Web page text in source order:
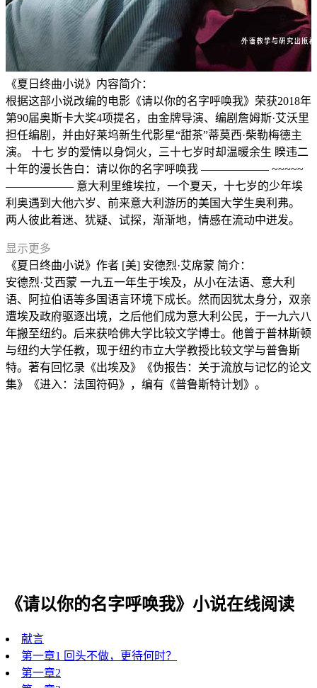
《夏日终曲小说》内容简介：
根据这部小说改编的电影《请以你的名字呼唤我》荣获2018年
第90届奥斯卡大奖4项提名，由金牌导演、编剧詹姆斯·艾沃里
担任编剧，并由好莱坞新生代影星“甜茶”蒂莫西·柴勒梅德主
演。 十七 岁的爱情以身饲火，三十七岁时却温暖余生 睽违二
十年的漫长告白：请以你的名字呼唤我 —————— ~~~~~
—————— 意大利里维埃拉，一个夏天，十七岁的少年埃
利奥遇到大他六岁、前来意大利游历的美国大学生奥利弗。
两人彼此着迷、犹疑、试探，渐渐地，情感在流动中迸发。
显示更多
《夏日终曲小说》作者 [美] 安德烈·艾席蒙 简介：
安德烈·艾西蒙 一九五一年生于埃及，从小在法语、意大利
语、阿拉伯语等多国语言环境下成长。然而因犹太身分，双亲
遭埃及政府驱逐出境，之后他们成为意大利公民，于一九六八
年搬至纽约。后来获哈佛大学比较文学博士。他曾于普林斯顿
与纽约大学任教，现于纽约市立大学教授比较文学与普鲁斯
特。著有回忆录《出埃及》《伪报告：关于流放与记忆的论文
集》《进入：法国符码》，编有《普鲁斯特计划》。
《请以你的名字呼唤我》小说在线阅读
献言
第一章1 回头不做，更待何时？
第一章2